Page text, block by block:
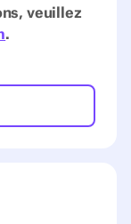
veuillez
.